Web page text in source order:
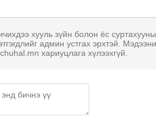
хууль зүйн болон ёс
админ устгах эрхтэй.
хариуцлага хүлээхгүй.